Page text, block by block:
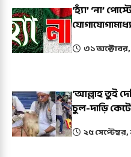
‘হ্যাঁ’ ‘না’
৩১
‘আল্লাহ তুই
চুল-দাড়ি
২৫